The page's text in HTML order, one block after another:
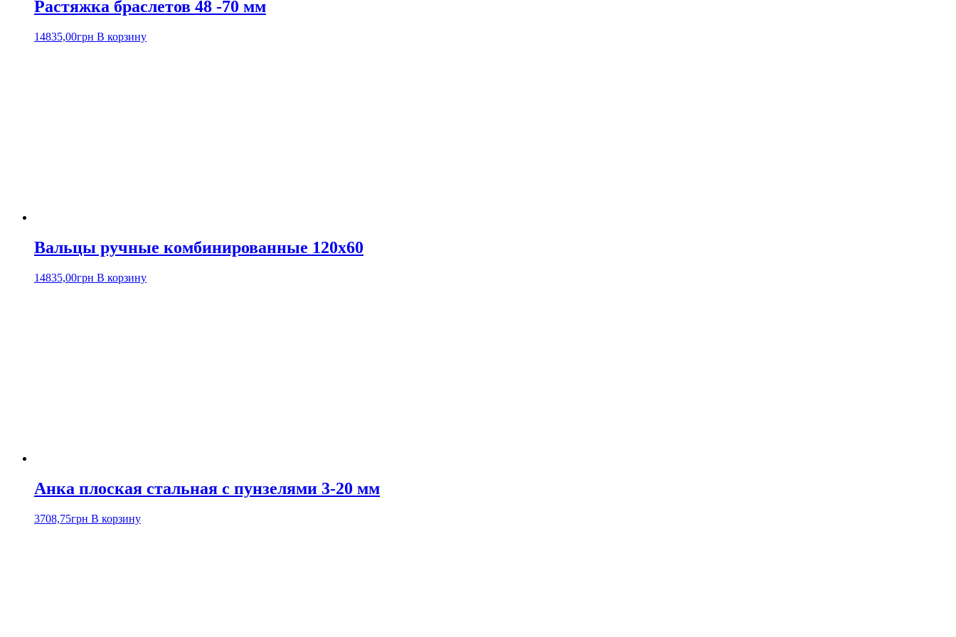
Растяжка браслетов 48 -70 мм
14835,00грн В корзину
Вальцы ручные комбинированные 120х60
14835,00грн В корзину
Анка плоская стальная c пунзелями 3-20 мм
3708,75грн В корзину